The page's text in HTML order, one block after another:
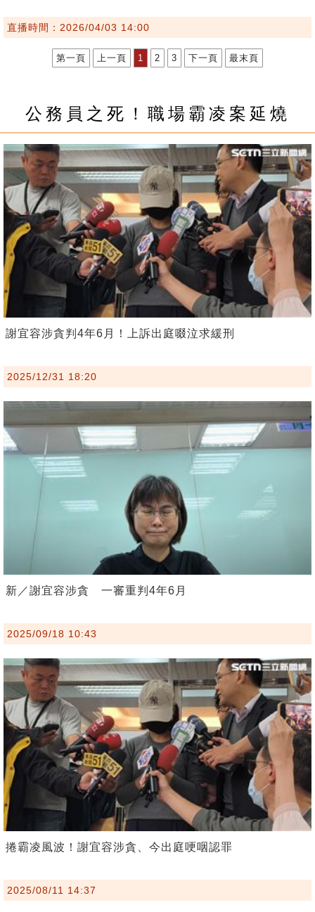
直播時間：2026/04/03 14:00
第一頁 上一頁 1 2 3 下一頁 最末頁
公務員之死！職場霸凌案延燒
謝宜容涉貪判4年6月！上訴出庭啜泣求緩刑
2025/12/31 18:20
新／謝宜容涉貪 一審重判4年6月
2025/09/18 10:43
捲霸凌風波！謝宜容涉貪、今出庭哽咽認罪
2025/08/11 14:37